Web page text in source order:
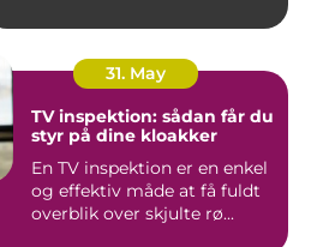
31. May
TV inspektion: sådan får du
styr på dine kloakker
En TV inspektion er en enkel
og effektiv måde at få fuldt
overblik over skjulte rø...